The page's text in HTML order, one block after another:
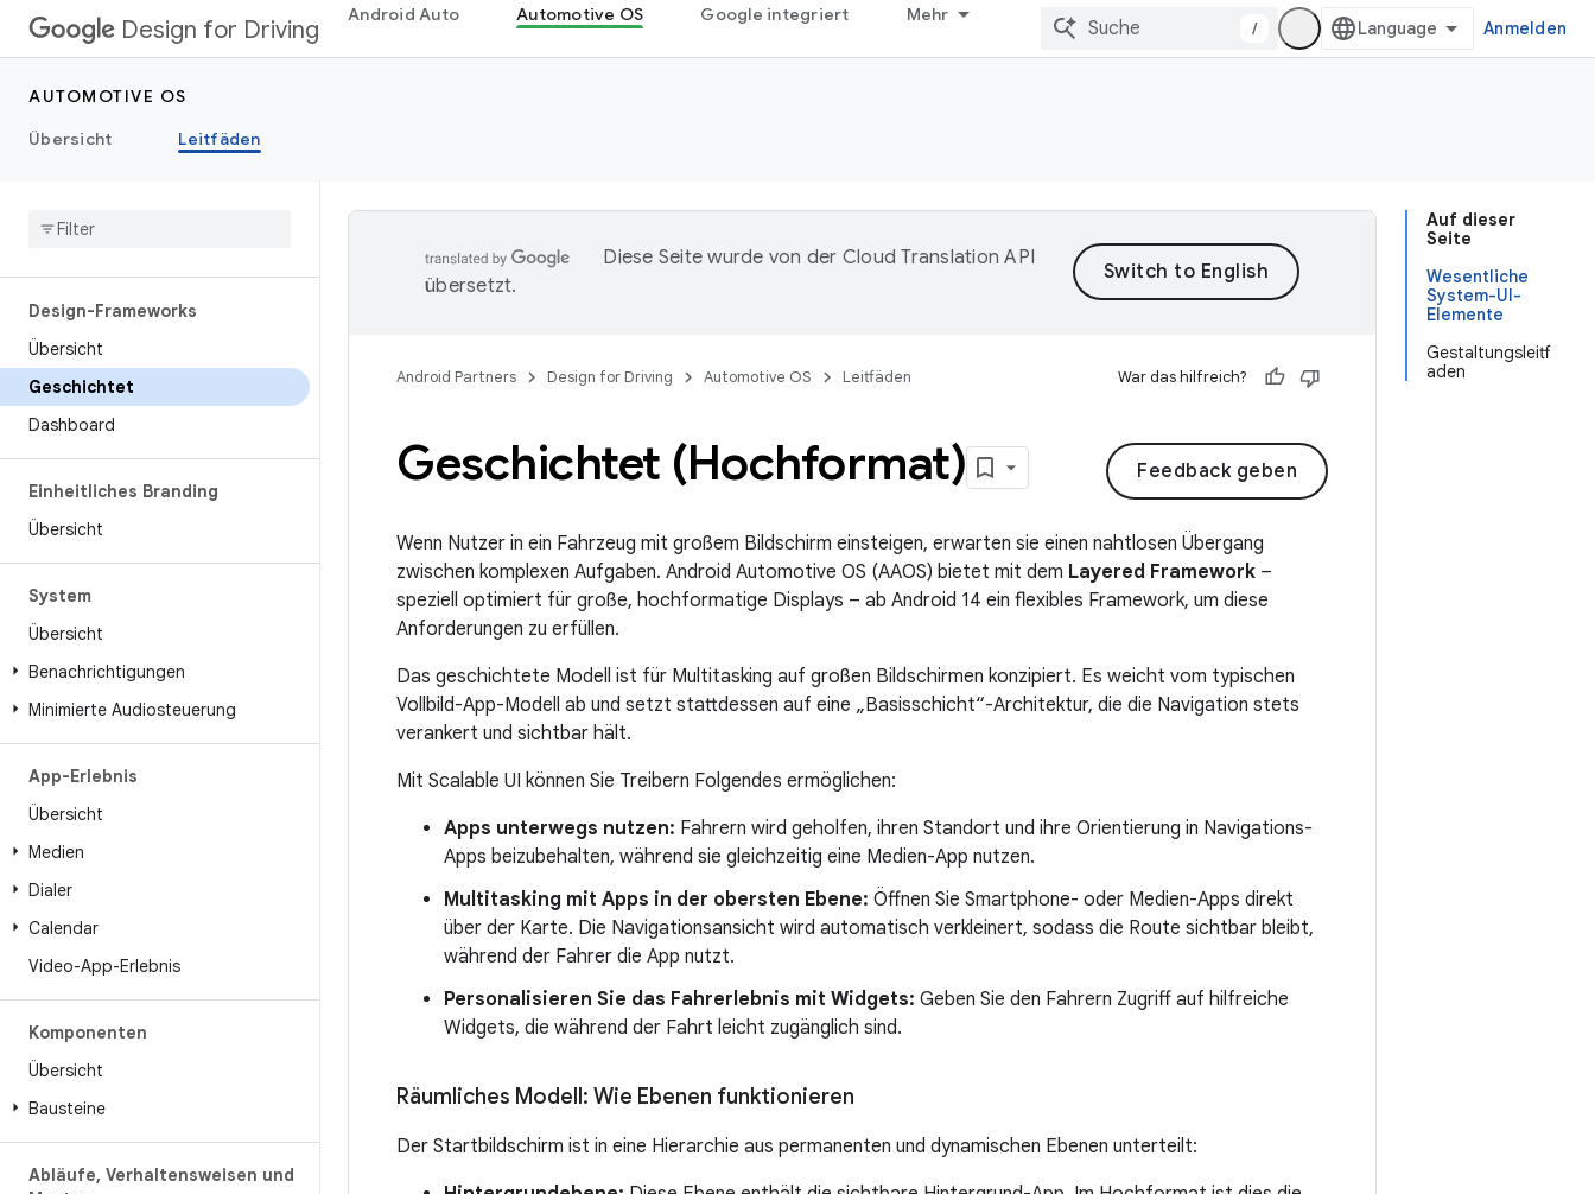
Design for Driving
Android Auto Automotive OS Google integriert Mehr
/ Anmelden
AUTOMOTIVE OS
Übersicht
Leitfäden
Design-Frameworks
Übersicht
Geschichtet
Dashboard
Einheitliches Branding
Übersicht
System
Übersicht
Benachrichtigungen
Minimierte Audiosteuerung
App-Erlebnis
Übersicht
Medien
Dialer
Calendar
Video-App-Erlebnis
Komponenten
Übersicht
Bausteine
Abläufe, Verhaltensweisen und
Auf dieser
Seite
Wesentliche
System-UI-
Elemente
Gestaltungsleitf
aden
Diese Seite wurde von der Cloud Translation API
übersetzt.
Android Partners Design for Driving Automotive OS Leitfäden War das hilfreich?
Feedback geben
Geschichtet (Hochformat)
Wenn Nutzer in ein Fahrzeug mit großem Bildschirm einsteigen, erwarten sie einen nahtlosen Übergang
zwischen komplexen Aufgaben. Android Automotive OS (AAOS) bietet mit dem Layered Framework –
speziell optimiert für große, hochformatige Displays – ab Android 14 ein flexibles Framework, um diese
Anforderungen zu erfüllen.
Das geschichtete Modell ist für Multitasking auf großen Bildschirmen konzipiert. Es weicht vom typischen
Vollbild-App-Modell ab und setzt stattdessen auf eine „Basisschicht“-Architektur, die die Navigation stets
verankert und sichtbar hält.
Mit Scalable UI können Sie Treibern Folgendes ermöglichen:
Apps unterwegs nutzen: Fahrern wird geholfen, ihren Standort und ihre Orientierung in Navigations-
Apps beizubehalten, während sie gleichzeitig eine Medien-App nutzen.
Multitasking mit Apps in der obersten Ebene: Öffnen Sie Smartphone- oder Medien-Apps direkt
über der Karte. Die Navigationsansicht wird automatisch verkleinert, sodass die Route sichtbar bleibt,
während der Fahrer die App nutzt.
Personalisieren Sie das Fahrerlebnis mit Widgets: Geben Sie den Fahrern Zugriff auf hilfreiche
Widgets, die während der Fahrt leicht zugänglich sind.
Räumliches Modell: Wie Ebenen funktionieren
Der Startbildschirm ist in eine Hierarchie aus permanenten und dynamischen Ebenen unterteilt: